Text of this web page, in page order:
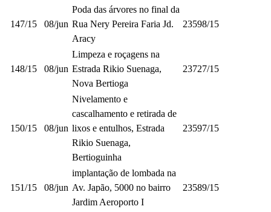
147/15 08/jun
Poda das árvores no final da
Rua Nery Pereira Faria Jd.
Aracy
23598/15
148/15 08/jun
Limpeza e roçagens na
Estrada Rikio Suenaga,
Nova Bertioga
23727/15
150/15 08/jun
Nivelamento e
cascalhamento e retirada de
lixos e entulhos, Estrada
Rikio Suenaga,
Bertioguinha
23597/15
151/15 08/jun
implantação de lombada na
Av. Japão, 5000 no bairro
Jardim Aeroporto I
23589/15